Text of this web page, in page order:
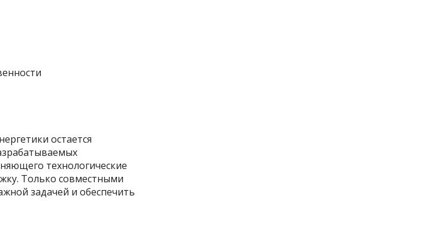
остается
технологические
Только совместными
задачей и обеспечить